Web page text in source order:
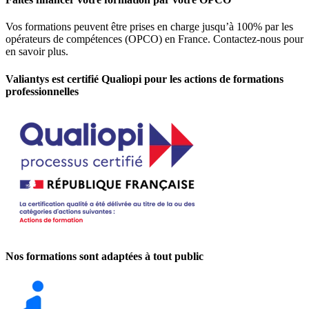
Vos formations peuvent être prises en charge jusqu’à 100% par les
opérateurs de compétences (OPCO) en France. Contactez-nous pour
en savoir plus.
Valiantys est certifié Qualiopi pour les actions de formations
professionnelles
Nos formations sont adaptées à tout public